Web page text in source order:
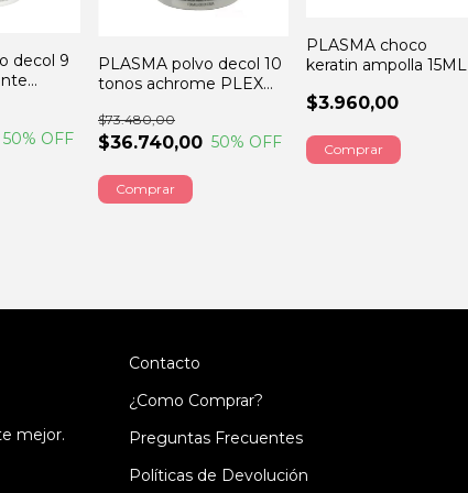
decol 9
50% OFF
PLASMA polvo decol 10
tonos achrome PLEX
$36.740,00
$73.480,00
50% OFF
PLASMA choco
keratin ampolla 15ML
$3.960,00
mejor.
Contacto
¿Como Comprar?
Preguntas Frecuentes
Políticas de Devolución